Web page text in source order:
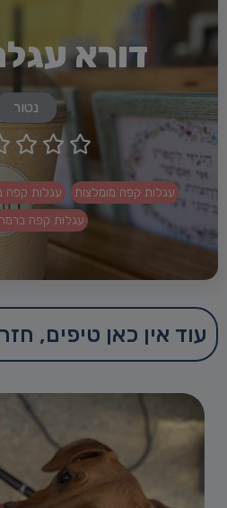
דורא
נטור



עגלות קפה מומלצות עגלות קפה
עגלות קפה ברמת
עוד אין כאן טיפים,